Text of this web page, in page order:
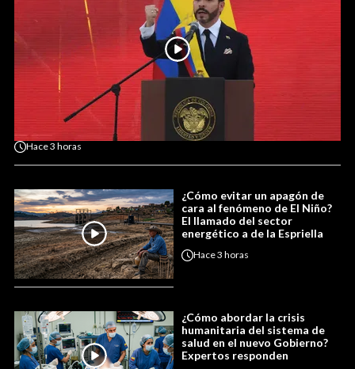
Hace3 horas
¿Cómo evitar un apagón de
cara al fenómeno de El Niño?
El llamado del sector
energético a de la Espriella
Hace3 horas
¿Cómo abordar la crisis
humanitaria del sistema de
salud en el nuevo Gobierno?
Expertos responden